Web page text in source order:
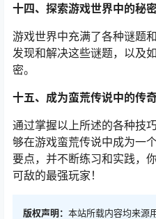
十四、探索游戏世界中的秘
游戏世界中充满了各种谜题
发现和解决这些谜题，以及
密。
十五、成为蛮荒传说中的传
通过掌握以上所述的各种技
够在游戏蛮荒传说中成为一
要点，并不断练习和实践，
可敌的最强玩家！
版权声明： 本站所载内容均来源